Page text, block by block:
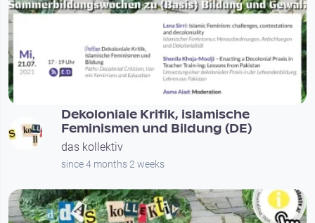
00:54:46
Dekoloniale Kritik, islamische
Feminismen und Bildung (DE)
das kollektiv
since 4 months 2 weeks